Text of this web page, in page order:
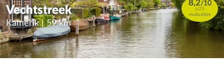
Vechtstreek
Kamerik | 59 km
8,2/10
625
evaluaties